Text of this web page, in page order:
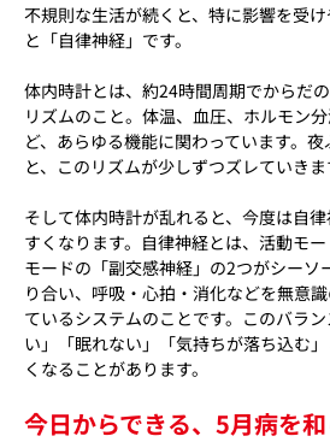
不規則な生活が続くと、特に影響を受け
と「自律神経」です。
体内時計とは、約24時間周期でからだ
リズムのこと。体温、血圧、ホルモン
ど、あらゆる機能に関わっています。
と、このリズムが少しずつズレていきま
そして体内時計が乱れると、今度は自
すくなります。自律神経とは、活動モ
モードの「副交感神経」の2つがシーソ
り合い、呼吸・心拍・消化などを無意
ているシステムのことです。このバラ
い」「眠れない」「気持ちが落ち込む
くなることがあります。
今日からできる、5月病を